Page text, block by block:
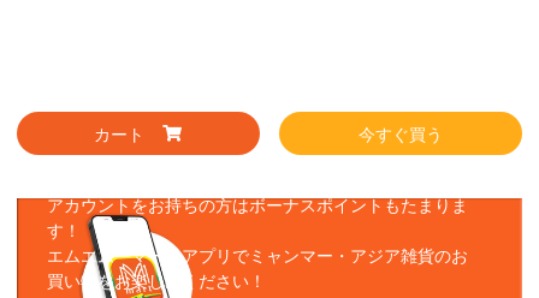
カート 今すぐ買う
アカウントをお持ちの方はボーナスポイントもたまりま
す！
エムエムーマートアプリでミャンマー・アジア雑貨のお
買い物をお楽しみください！